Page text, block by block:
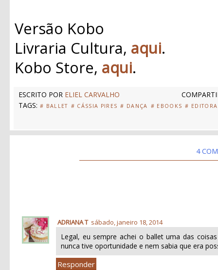
Versão Kobo
Livraria Cultura, aqui.
Kobo Store, aqui.
ESCRITO POR ELIEL CARVALHO
TAGS: # BALLET # CÁSSIA PIRES # DANÇA # EBOOKS #
4
ADRIANA T sábado, janeiro 18, 2014
Legal, eu sempre achei o ballet uma das
nunca tive oportunidade e nem sabia que era
Responder